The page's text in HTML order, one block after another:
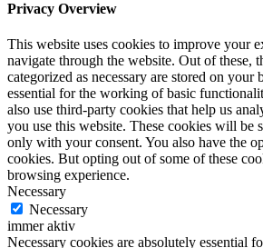
Privacy Overview
This website uses cookies to improve your
navigate through the website. Out of these,
categorized as necessary are stored on your
essential for the working of basic
also use third-party cookies that help us
you use this website. These cookies will be
only with your consent. You also have the
cookies. But opting out of some of these
browsing experience.
Necessary
Necessary
immer aktiv
Necessary cookies are absolutely essential